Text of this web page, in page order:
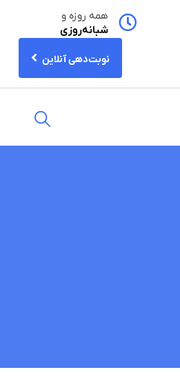
همه روزه و
شبانه‌روزی
نوبت‌دهی آنلاین